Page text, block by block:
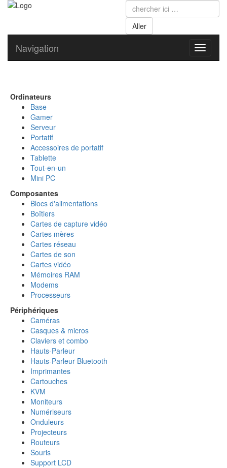
Toggle
Navigation
Ordinateurs
Base
Gamer
Serveur
Portatif
Accessoires de portatif
Tablette
Tout-en-un
Mini PC
Composantes
Blocs d'alimentations
Boîtiers
Cartes de capture vidéo
Cartes mères
Cartes réseau
Cartes de son
Cartes vidéo
Mémoires RAM
Modems
Processeurs
Périphériques
Caméras
Casques & micros
Claviers et combo
Hauts-Parleur
Hauts-Parleur Bluetooth
Imprimantes
Cartouches
KVM
Moniteurs
Numériseurs
Onduleurs
Projecteurs
Routeurs
Souris
Support LCD